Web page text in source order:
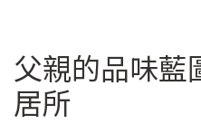
父親的品味藍
居所